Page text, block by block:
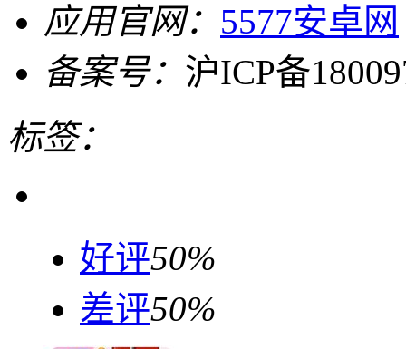
应用官网： 5577安卓网
备案号： 沪ICP备
标签：
好评50%
差评50%